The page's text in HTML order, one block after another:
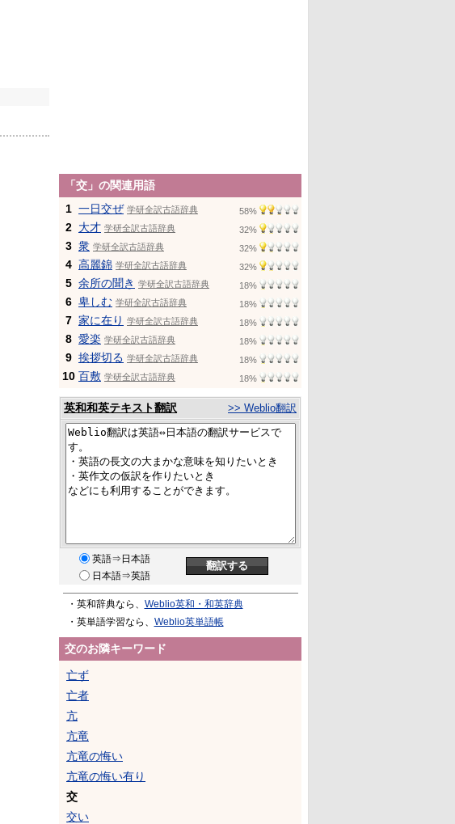
「交」の関連用語
1 一日交ぜ 学研全訳古語辞典 58%
2 大才 学研全訳古語辞典 32%
3 衆 学研全訳古語辞典 32%
4 高麗錦 学研全訳古語辞典 32%
5 余所の聞き 学研全訳古語辞典 18%
6 卑しむ 学研全訳古語辞典 18%
7 家に在り 学研全訳古語辞典 18%
8 愛楽 学研全訳古語辞典 18%
9 挨拶切る 学研全訳古語辞典 18%
10 百敷 学研全訳古語辞典 18%
英和和英テキスト翻訳 >> Weblio翻訳
英語⇒日本語
日本語⇒英語
・英和辞典なら、 Weblio英和・和英辞典
・英単語学習なら、 Weblio英単語帳
交のお隣キーワード
亡ず
亡者
亢
亢竜
亢竜の悔い
亢竜の悔い有り
交
交い